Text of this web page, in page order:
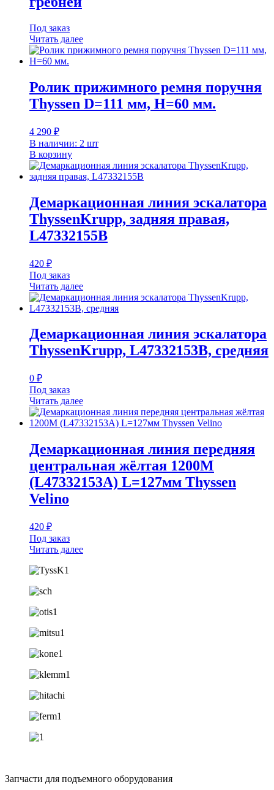
Под заказ
Читать далее
Ролик прижимного ремня поручня
Thyssen D=111 мм, H=60 мм.
4 290 ₽
В наличии: 2 шт
В корзину
Демаркационная линия эскалатора
ThyssenKrupp, задняя правая,
L47332155B
420 ₽
Под заказ
Читать далее
Демаркационная линия эскалатора
ThyssenKrupp, L47332153B, средняя
0 ₽
Под заказ
Читать далее
Демаркационная линия передняя
центральная жёлтая 1200M
(L47332153A) L=127мм Thyssen
Velino
420 ₽
Под заказ
Читать далее
Запчасти для подъемного оборудования